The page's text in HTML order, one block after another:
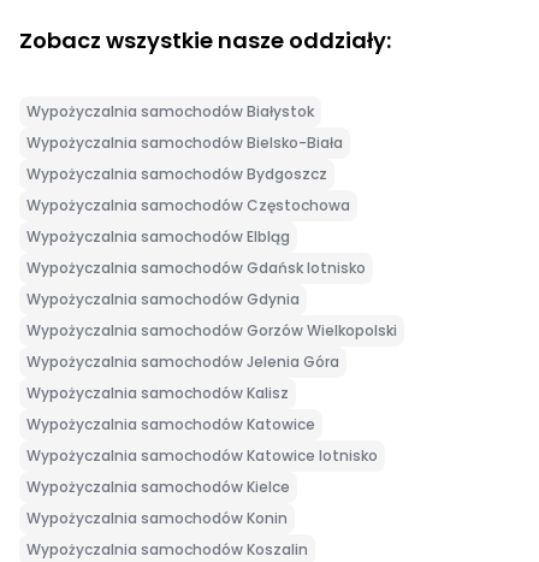
Zobacz wszystkie nasze oddziały:
Wypożyczalnia samochodów Białystok
Wypożyczalnia samochodów Bielsko-Biała
Wypożyczalnia samochodów Bydgoszcz
Wypożyczalnia samochodów Częstochowa
Wypożyczalnia samochodów Elbląg
Wypożyczalnia samochodów Gdańsk lotnisko
Wypożyczalnia samochodów Gdynia
Wypożyczalnia samochodów Gorzów Wielkopolski
Wypożyczalnia samochodów Jelenia Góra
Wypożyczalnia samochodów Kalisz
Wypożyczalnia samochodów Katowice
Wypożyczalnia samochodów Katowice lotnisko
Wypożyczalnia samochodów Kielce
Wypożyczalnia samochodów Konin
Wypożyczalnia samochodów Koszalin